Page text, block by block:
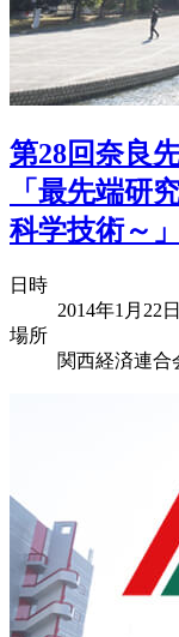
第28回奈良
「最先端
科学技術～」
日時
2014年1月22
場所
関西経済連